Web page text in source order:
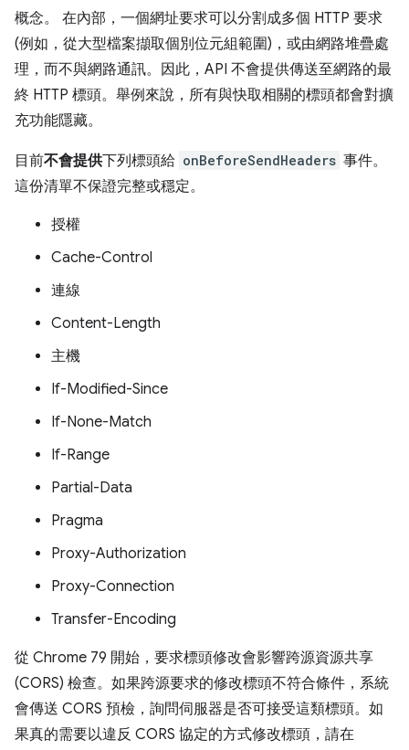
概念。 在內部，一個網址要求可以分割成多個 HTTP 要求
(例如，從大型檔案擷取個別位元組範圍)，或由網路堆疊處
理，而不與網路通訊。因此，API 不會提供傳送至網路的最
終 HTTP 標頭。舉例來說，所有與快取相關的標頭都會對擴
充功能隱藏。
目前不會提供下列標頭給 onBeforeSendHeaders 事件。
這份清單不保證完整或穩定。
授權
Cache-Control
連線
Content-Length
主機
If-Modified-Since
If-None-Match
If-Range
Partial-Data
Pragma
Proxy-Authorization
Proxy-Connection
Transfer-Encoding
從 Chrome 79 開始，要求標頭修改會影響跨源資源共享
(CORS) 檢查。如果跨源要求的修改標頭不符合條件，系統
會傳送 CORS 預檢，詢問伺服器是否可接受這類標頭。如
果真的需要以違反 CORS 協定的方式修改標頭，請在